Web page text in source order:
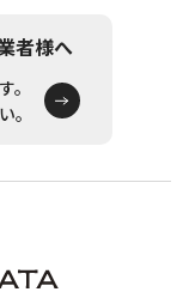
者様へ
。
。